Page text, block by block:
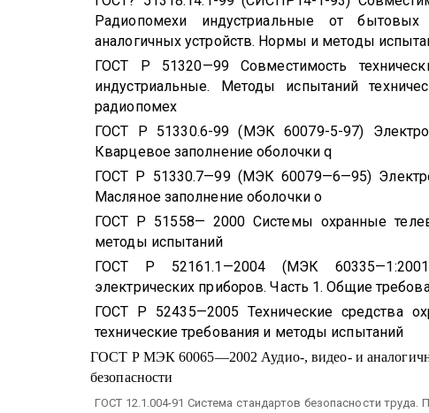
Радиопомехи индустриальные от бытовых
аналогичных устройств. Нормы и методы
ГОСТ Р 51320—99 Совместимость
индустриальные. Методы испытаний
радиопомех
ГОСТ Р 51330.6-99 (МЭК 60079-5-97)
Кварцевое заполнение оболочки q
ГОСТ Р 51330.7—99 (МЭК 60079—6—95)
Масляное заполнение оболочки о
ГОСТ Р 51558— 2000 Системы охранные
методы испытаний
ГОСТ Р 52161.1—2004 (МЭК
электрических приборов. Часть 1. Общие
ГОСТ Р 52435—2005 Технические средства
технические требования и методы испытаний
ГОСТ Р МЭК 60065—2002 Аудио-, видео- и
безопасности
ГОСТ 12.1.004-91 Система стандартов безопасности